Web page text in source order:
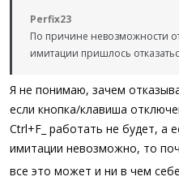
Perfix23
По причине невозможности
имитации пришлось
Я не понимаю, зачем
если кнопка/клавиша
Ctrl+F_ работать не будет, а
имитации невозможно, то
все это может и ни в чем